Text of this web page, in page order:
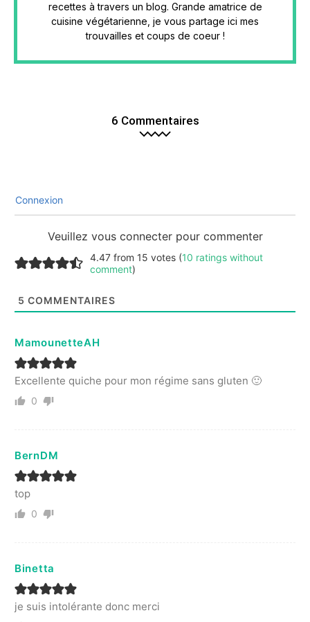
recettes à travers un blog. Grande amatrice de
cuisine végétarienne, je vous partage ici mes
trouvailles et coups de coeur !
6 Commentaires
Connexion
Veuillez vous connecter pour commenter
4.47 from 15 votes (10 ratings without
comment)
5 COMMENTAIRES
MamounetteAH
Excellente quiche pour mon régime sans gluten 🙂
0
BernDM
top
0
Binetta
je suis intolérante donc merci